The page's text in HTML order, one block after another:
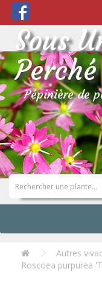
Sous
Perché
Pépinière de
Autres
Roscoea purpurea